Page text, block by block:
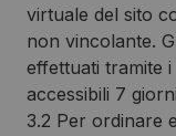
virtuale del sito
non vincolante.
effettuati tramite i
accessibili 7
3.2 Per ordinare